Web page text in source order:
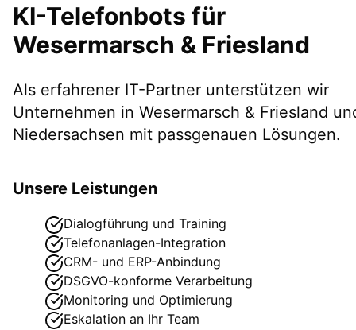
KI-Telefonbots für
Wesermarsch & Friesland
Als erfahrener IT-Partner unterstützen wir
Unternehmen in Wesermarsch & Friesland
Niedersachsen mit passgenauen Lösungen.
Unsere Leistungen
Dialogführung und Training
Telefonanlagen-Integration
CRM- und ERP-Anbindung
DSGVO-konforme Verarbeitung
Monitoring und Optimierung
Eskalation an Ihr Team